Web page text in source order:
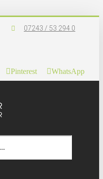
07243 / 53 294 0
Pinterest WhatsApp